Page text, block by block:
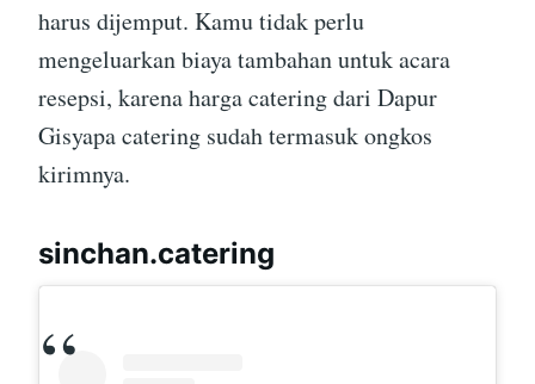
harus dijemput. Kamu tidak perlu
mengeluarkan biaya tambahan untuk acara
resepsi, karena harga catering dari Dapur
Gisyapa catering sudah termasuk ongkos
kirimnya.
sinchan.catering